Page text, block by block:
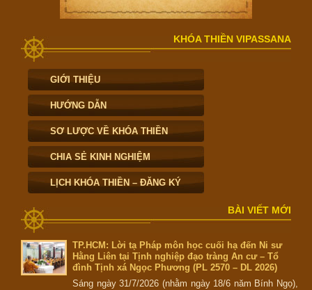
KHÓA THIỀN VIPASSANA
GIỚI THIỆU
HƯỚNG DẪN
SƠ LƯỢC VỀ KHÓA THIỀN
CHIA SẺ KINH NGHIỆM
LỊCH KHÓA THIỀN – ĐĂNG KÝ
BÀI VIẾT MỚI
TP.HCM: Lời tạ Pháp môn học cuối hạ đến Ni sư
Hằng Liên tại Tịnh nghiệp đạo tràng An cư – Tổ
đình Tịnh xá Ngọc Phương (PL 2570 – DL 2026)
Sáng ngày 31/7/2026 (nhằm ngày 18/6 năm Bính Ngọ),